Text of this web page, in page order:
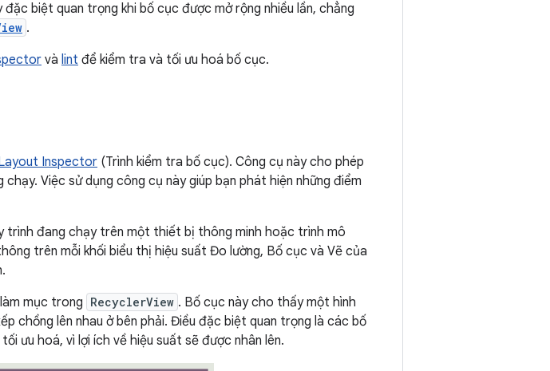
biệt quan trọng khi bố cục được mở rộng nhiều lần, chẳng
.
và lint để kiểm tra và tối ưu hoá bố cục.
Inspector (Trình kiểm tra bố cục). Công cụ này cho phép
Việc sử dụng công cụ này giúp bạn phát hiện những điểm
trình đang chạy trên một thiết bị thông minh hoặc trình mô
trên mỗi khối biểu thị hiệu suất Đo lường, Bố cục và Vẽ của
mục trong RecyclerView . Bố cục này cho thấy một hình
chồng lên nhau ở bên phải. Điều đặc biệt quan trọng là các bố
ưu hoá, vì lợi ích về hiệu suất sẽ được nhân lên.